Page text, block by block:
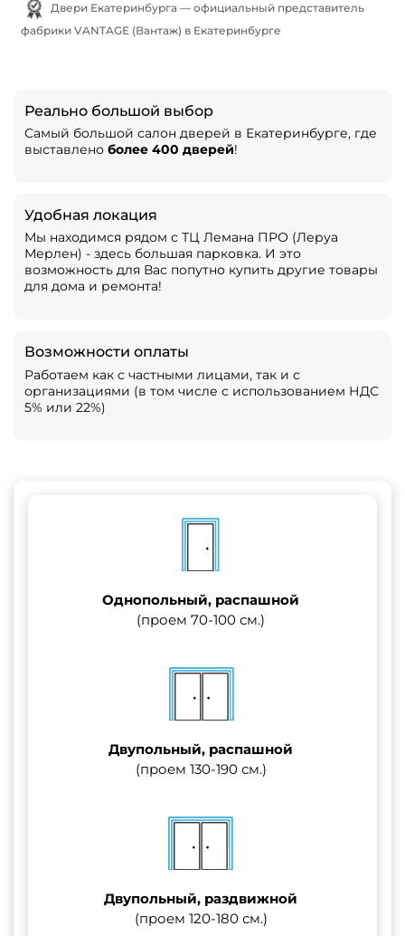
Двери Екатеринбурга — официальный представитель
фабрики VANTAGE (Вантаж) в Екатеринбурге
Реально большой выбор
Самый большой салон дверей в Екатеринбурге, где
выставлено более 400 дверей!
Удобная локация
Мы находимся рядом с ТЦ Лемана ПРО (Леруа
Мерлен) - здесь большая парковка. И это
возможность для Вас попутно купить другие товары
для дома и ремонта!
Возможности оплаты
Работаем как с частными лицами, так и с
организациями (в том числе с использованием НДС
5% или 22%)
Однопольный, распашной
(проем 70-100 см.)
Двупольный, распашной
(проем 130-190 см.)
Двупольный, раздвижной
(проем 120-180 см.)